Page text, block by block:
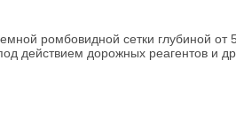
ромбовидной сетки глубиной
действием дорожных реагентов и